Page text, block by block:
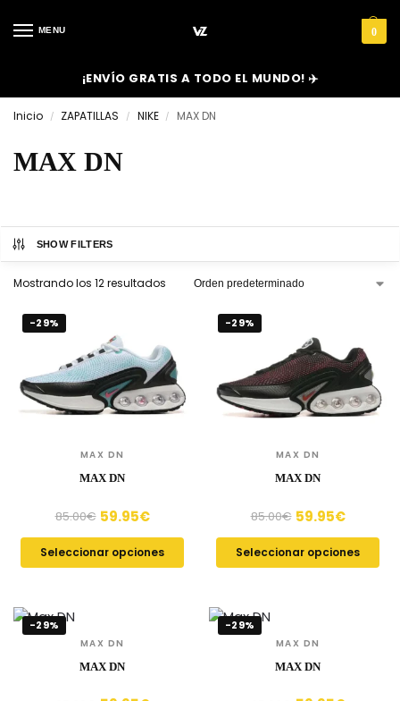
MENU 0
¡ENVÍO GRATIS A TODO EL MUNDO! ✈️
Inicio / ZAPATILLAS / NIKE / MAX DN
MAX DN
SHOW FILTERS
Mostrando los 12 resultados
-29%
MAX DN
MAX DN
85.00€ 59.95€
Seleccionar opciones
-29%
MAX DN
MAX DN
85.00€ 59.95€
Seleccionar opciones
-29%
MAX DN
MAX DN
-29%
MAX DN
MAX DN